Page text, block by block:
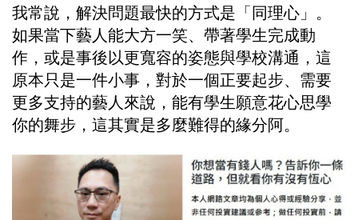
我常說，解決問題最快的方式是「同理心」。
如果當下藝人能大方一笑、帶著學生完成動
作，或是事後以更寬容的姿態與學校溝通，這
原本只是一件小事，對於一個正要起步、需要
更多支持的藝人來說，能有學生願意花心思學
你的舞步，這其實是多麼難得的緣分阿。